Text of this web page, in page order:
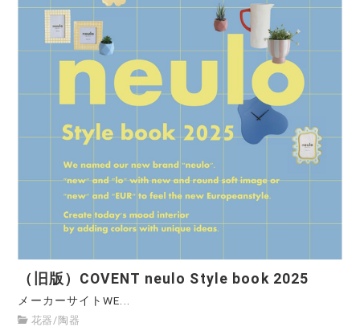
（旧版）COVENT neulo Style book 2025
メーカーサイトWE...
花器 / 陶器